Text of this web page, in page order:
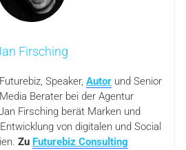
Firsching
Speaker, Autor und Senior
Berater bei der Agentur
Firsching berät Marken und
von digitalen und Social
Zu Futurebiz Consulting